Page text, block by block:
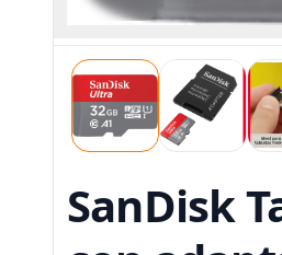
SanDisk